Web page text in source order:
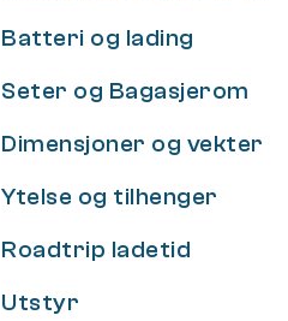
Batteri og lading
Seter og Bagasjerom
Dimensjoner og vekter
Ytelse og tilhenger
Roadtrip ladetid
Utstyr